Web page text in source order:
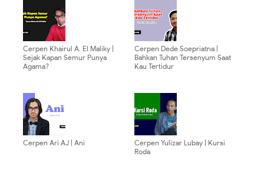
Cerpen Khairul A. El Maliky |
Sejak Kapan Semur Punya
Agama?
Cerpen Dede Soepriatna |
Bahkan Tuhan Tersenyum Saat
Kau Tertidur
Cerpen Ari AJ | Ani
Cerpen Yulizar Lubay | Kursi
Roda